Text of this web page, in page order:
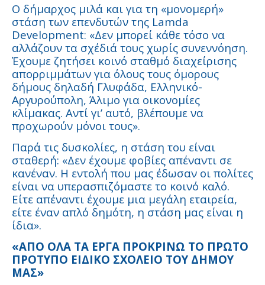
Ο δήμαρχος μιλά και για τη «μονομερή»
στάση των επενδυτών της Lamda
Development: «Δεν μπορεί κάθε τόσο να
αλλάζουν τα σχέδιά τους χωρίς συνεννόηση.
Έχουμε ζητήσει κοινό σταθμό διαχείρισης
απορριμμάτων για όλους τους όμορους
δήμους δηλαδή Γλυφάδα, Ελληνικό-
Αργυρούπολη, Άλιμο για οικονομίες
κλίμακας. Αντί γι’ αυτό, βλέπουμε να
προχωρούν μόνοι τους».
Παρά τις δυσκολίες, η στάση του είναι
σταθερή: «Δεν έχουμε φοβίες απέναντι σε
κανέναν. Η εντολή που μας έδωσαν οι πολίτες
είναι να υπερασπιζόμαστε το κοινό καλό.
Είτε απέναντι έχουμε μια μεγάλη εταιρεία,
είτε έναν απλό δημότη, η στάση μας είναι η
ίδια».
«ΑΠΟ ΟΛΑ ΤΑ ΕΡΓΑ ΠΡΟΚΡΙΝΩ ΤΟ ΠΡΩΤΟ
ΠΡΟΤΥΠΟ ΕΙΔΙΚΟ ΣΧΟΛΕΙΟ ΤΟΥ ΔΗΜΟΥ
ΜΑΣ»